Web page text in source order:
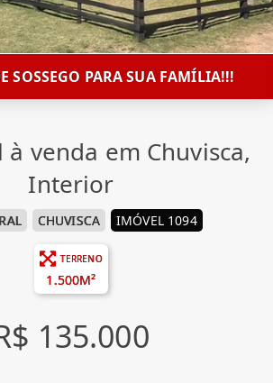
SOSSEGO PARA SUA FAMÍLIA!!!
venda em Chuvisca,
Interior
CHUVISCA IMÓVEL 1094
TERRENO
1.500M²
135.000